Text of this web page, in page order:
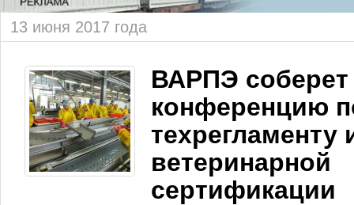
13 июня 2017 года
ВАРПЭ соберет
конференцию
техрегламенту
ветеринарной
сертификации